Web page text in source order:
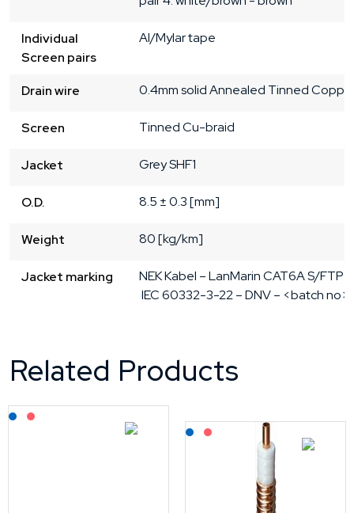
Individual
Screen pairs
Al/Mylar tape
Drain wire 0.4mm solid Annealed Tinned
Screen Tinned Cu-braid
Jacket GreySHF1
O.D. 8.5 ± 0.3 [mm]
Weight 80 [kg/km]
Jacket marking
NEK Kabel – LanMarin CAT6A S/FTP
IEC 60332-3-22 – DNV – <batch
Related Products
Lagerført: NEK Kabel
Lagerført: NEK Kabel
På forespørsel